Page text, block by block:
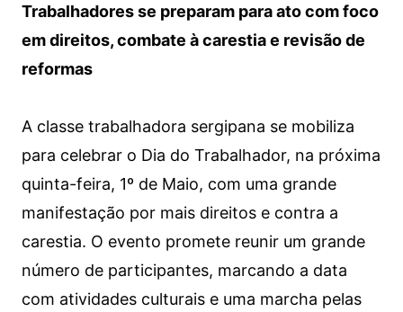
Trabalhadores se preparam para ato com foco
em direitos, combate à carestia e revisão de
reformas
A classe trabalhadora sergipana se mobiliza
para celebrar o Dia do Trabalhador, na próxima
quinta-feira, 1º de Maio, com uma grande
manifestação por mais direitos e contra a
carestia. O evento promete reunir um grande
número de participantes, marcando a data
com atividades culturais e uma marcha pelas